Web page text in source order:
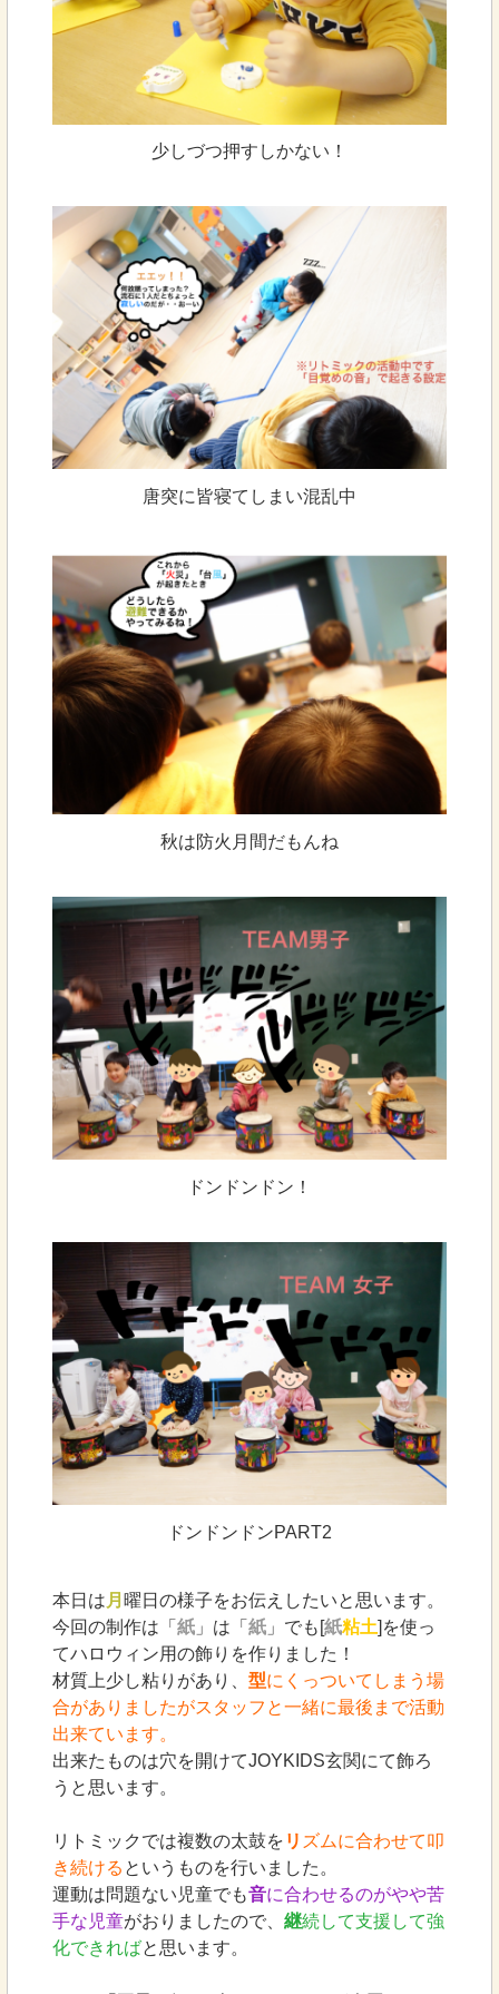
少しづつ押すしかない！
唐突に皆寝てしまい混乱中
秋は防火月間だもんね
ドンドンドン！
ドンドンドンPART2
本日は 月 曜日の様子をお伝えしたいと思います。
今回の制作は「 紙 」は「 紙 」でも[紙粘土]を使っ
てハロウィン用の飾りを作りました！
材質上少し粘りがあり、 型にくっついてしまう場
合がありましたがスタッフと一緒に最後まで活動
出来ています。
出来たものは穴を開けてJOYKIDS玄関にて飾ろ
うと思います。
リトミックでは複数の太鼓を リ ズムに合わせて叩
き続ける というものを行いました。
運動は問題ない児童でも音に合わせるのがやや苦
手な児童がおりましたので、 継続して支援して強
化できればと思います。